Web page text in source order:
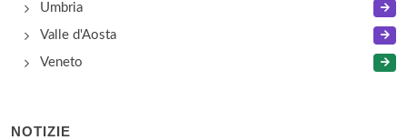
Umbria
Valle d'Aosta
Veneto
NOTIZIE